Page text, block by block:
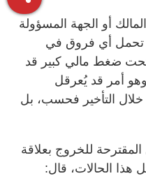
أو الجهة المسؤولة
تحمل أي فروق في
تحت ضغط مالي كبير قد
أمر قد يُعرقل
التأخير فحسب، بل
للخروج بعلاقة
الحالات، قال: